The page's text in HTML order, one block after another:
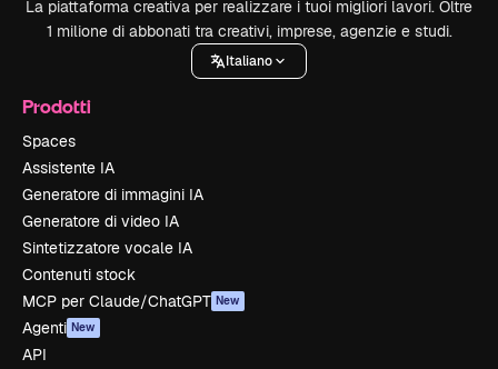
La piattaforma creativa per realizzare i tuoi migliori lavori. Oltre
1 milione di abbonati tra creativi, imprese, agenzie e studi.
Italiano
Prodotti
Spaces
Assistente IA
Generatore di immagini IA
Generatore di video IA
Sintetizzatore vocale IA
Contenuti stock
MCP per Claude/ChatGPT New
Agenti New
API